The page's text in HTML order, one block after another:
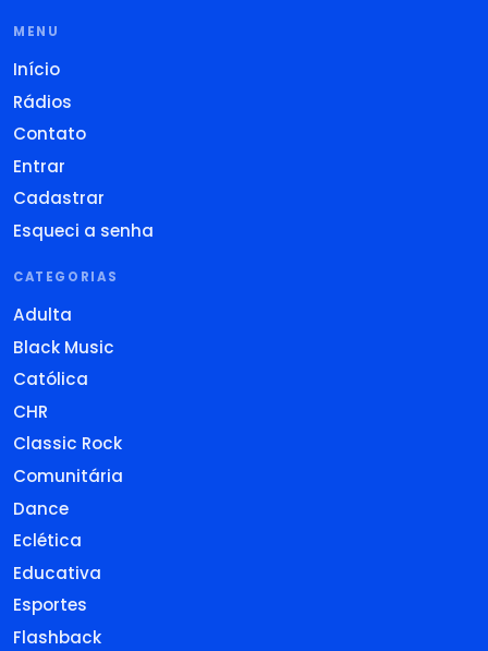
MENU
Início
Rádios
Contato
Entrar
Cadastrar
Esqueci a senha
CATEGORIAS
Adulta
Black Music
Católica
CHR
Classic Rock
Comunitária
Dance
Eclética
Educativa
Esportes
Flashback